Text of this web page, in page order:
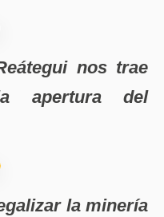
nos trae
apertura del
la minería